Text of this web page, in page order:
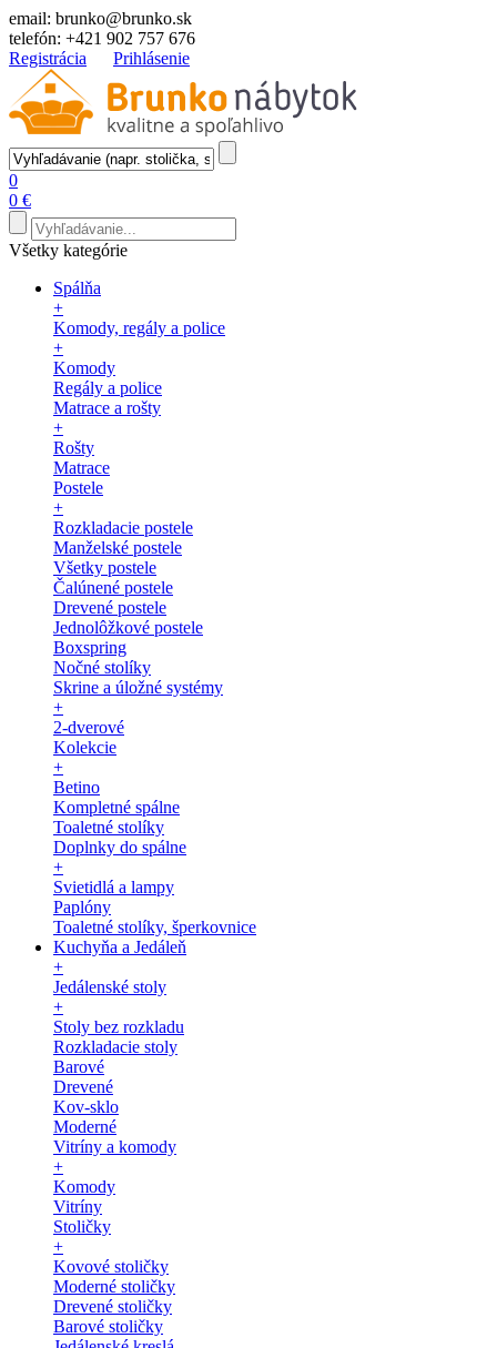
email: brunko@brunko.sk
telefón: +421 902 757 676
Registrácia
Prihlásenie
0
0 €
Všetky kategórie
Spálňa
+
Komody, regály a police
+
Komody
Regály a police
Matrace a rošty
+
Rošty
Matrace
Postele
+
Rozkladacie postele
Manželské postele
Všetky postele
Čalúnené postele
Drevené postele
Jednolôžkové postele
Boxspring
Nočné stolíky
Skrine a úložné systémy
+
2-dverové
Kolekcie
+
Betino
Kompletné spálne
Toaletné stolíky
Doplnky do spálne
+
Svietidlá a lampy
Paplóny
Toaletné stolíky, šperkovnice
Kuchyňa a Jedáleň
+
Jedálenské stoly
+
Stoly bez rozkladu
Rozkladacie stoly
Barové
Drevené
Kov-sklo
Moderné
Vitríny a komody
+
Komody
Vitríny
Stoličky
+
Kovové stoličky
Moderné stoličky
Drevené stoličky
Barové stoličky